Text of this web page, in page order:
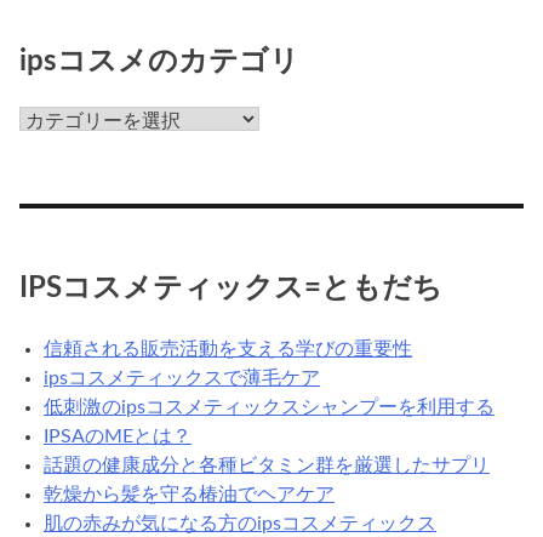
な
だ
ipsコスメのカテゴリ
ips
メ
テ
リ
IPSコスメティックス=ともだち
信頼される販売活動を支える学びの重要性
ipsコスメティックスで薄毛ケア
低刺激のipsコスメティックスシャンプーを利用する
IPSAのMEとは？
話題の健康成分と各種ビタミン群を厳選したサプリ
乾燥から髪を守る椿油でヘアケア
肌の赤みが気になる方のipsコスメティックス